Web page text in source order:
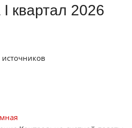
квартал 2026